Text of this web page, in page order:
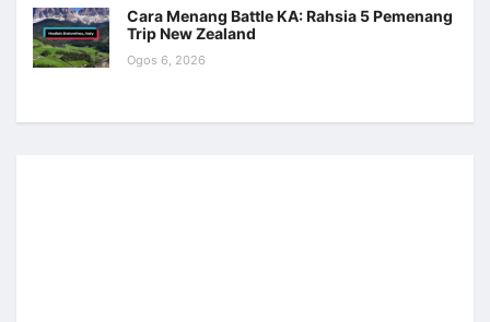
Cara Menang Battle KA: Rahsia 5 Pemenang
Trip New Zealand
Ogos 6, 2026